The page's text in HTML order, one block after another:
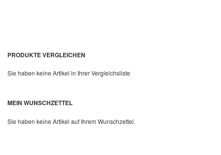
PRODUKTE VERGLEICHEN
Sie haben keine Artikel in Ihrer Vergleichsliste
MEIN WUNSCHZETTEL
Sie haben keine Artikel auf Ihrem Wunschzettel.